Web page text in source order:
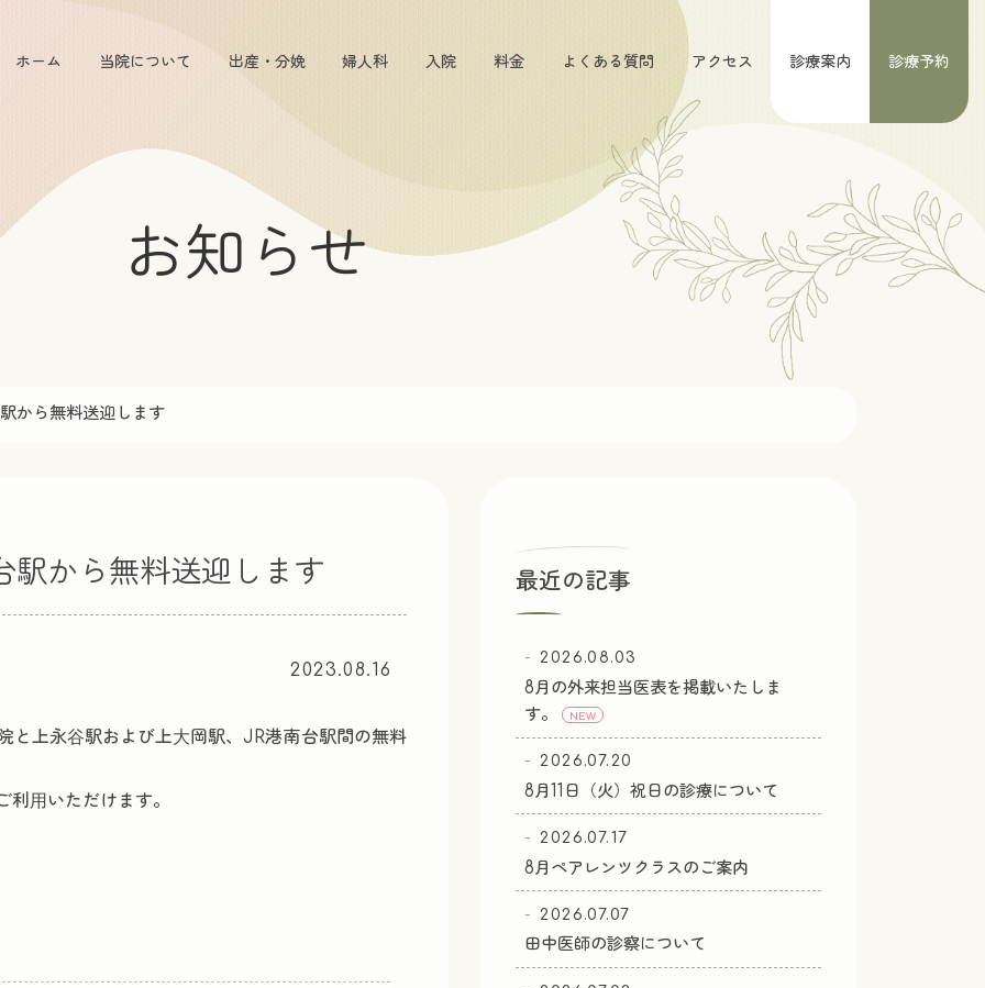
ホーム 当院について 出産・分娩 婦人科 入院 料金 よくある質問 アクセス 診療案内 診療予約
お知らせ
から無料送迎します
駅から無料送迎します
2023.08.16
と上永⾕駅および上⼤岡駅、JR港南台駅間の無料
⽤いただけます。
最近の記事
2026.08.03
8月の外来担当医表を掲載いたしま
す。
NEW
2026.07.20
8月11日（火）祝日の診療について
2026.07.17
8月ペアレンツクラスのご案内
2026.07.07
田中医師の診察について